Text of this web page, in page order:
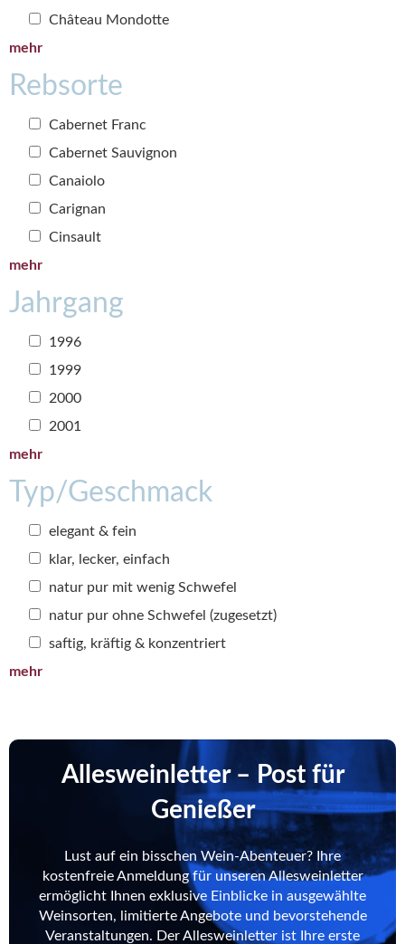
Château Mondotte
mehr
Rebsorte
Cabernet Franc
Cabernet Sauvignon
Canaiolo
Carignan
Cinsault
mehr
Jahrgang
1996
1999
2000
2001
mehr
Typ/Geschmack
elegant & fein
klar, lecker, einfach
natur pur mit wenig Schwefel
natur pur ohne Schwefel (zugesetzt)
saftig, kräftig & konzentriert
mehr
Allesweinletter – Post für
Genießer
Lust auf ein bisschen Wein-Abenteuer? Ihre
kostenfreie Anmeldung für unseren Allesweinletter
ermöglicht Ihnen exklusive Einblicke in ausgewählte
Weinsorten, limitierte Angebote und bevorstehende
Veranstaltungen. Der Allesweinletter ist Ihre erste